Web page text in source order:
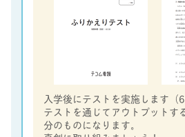
入学後にテストを実施します（
テストを通じてアウトプットす
分のものになります。